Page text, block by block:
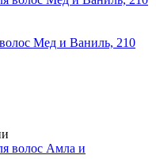
Мед и Ваниль, 210